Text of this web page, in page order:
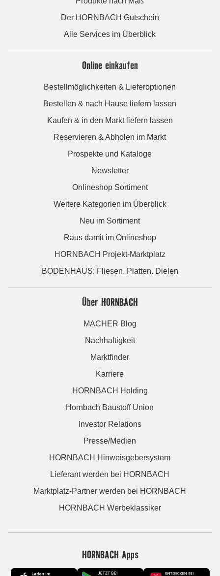
Der HORNBACH Gutschein
Alle Services im Überblick
Online einkaufen
Bestellmöglichkeiten & Lieferoptionen
Bestellen & nach Hause liefern lassen
Kaufen & in den Markt liefern lassen
Reservieren & Abholen im Markt
Prospekte und Kataloge
Newsletter
Onlineshop Sortiment
Weitere Kategorien im Überblick
Neu im Sortiment
Raus damit im Onlineshop
HORNBACH Projekt-Marktplatz
BODENHAUS: Fliesen. Platten. Dielen
Über HORNBACH
MACHER Blog
Nachhaltigkeit
Marktfinder
Karriere
HORNBACH Holding
Hornbach Baustoff Union
Investor Relations
Presse/Medien
HORNBACH Hinweisgebersystem
Lieferant werden bei HORNBACH
Marktplatz-Partner werden bei HORNBACH
HORNBACH Werbeklassiker
HORNBACH Apps